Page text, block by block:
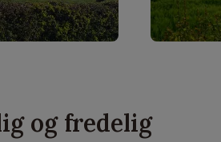
og fredelig